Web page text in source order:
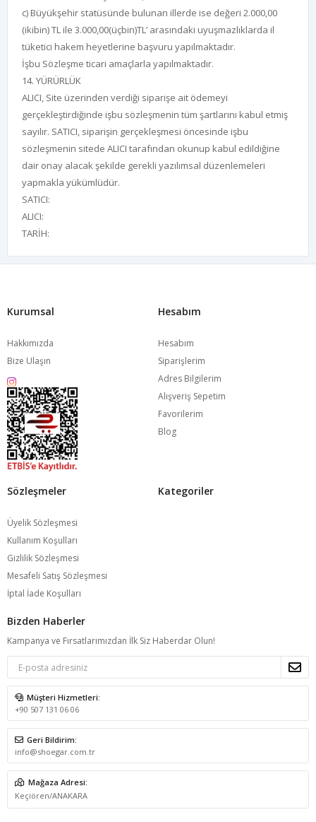
c) Büyükşehir statüsünde bulunan illerde ise değeri 2.000,00
(ikibin) TL ile 3.000,00(üçbin)TL’ arasındaki uyuşmazlıklarda il
tüketici hakem heyetlerine başvuru yapılmaktadır.
İşbu Sözleşme ticari amaçlarla yapılmaktadır.
14. YÜRÜRLÜK
ALICI, Site üzerinden verdiği siparişe ait ödemeyi
gerçekleştirdiğinde işbu sözleşmenin tüm şartlarını kabul etmiş
sayılır. SATICI, siparişin gerçekleşmesi öncesinde işbu
sözleşmenin sitede ALICI tarafından okunup kabul edildiğine
dair onay alacak şekilde gerekli yazılımsal düzenlemeleri
yapmakla yükümlüdür.
SATICI:
ALICI:
TARİH:
Kurumsal
Hakkımızda
Bize Ulaşın
Hesabım
Hesabım
Siparişlerim
Adres Bilgilerim
Alışveriş Sepetim
Favorilerim
Blog
Sözleşmeler
Üyelik Sözleşmesi
Kullanım Koşulları
Gizlilik Sözleşmesi
Mesafeli Satış Sözleşmesi
İptal İade Koşulları
Kategoriler
Bizden Haberler
Kampanya ve Fırsatlarımızdan İlk Siz Haberdar Olun!
Müşteri Hizmetleri:
+90 507 131 06 06
Geri Bildirim:
info@shoegar.com.tr
Mağaza Adresi:
Keçiören/ANAKARA